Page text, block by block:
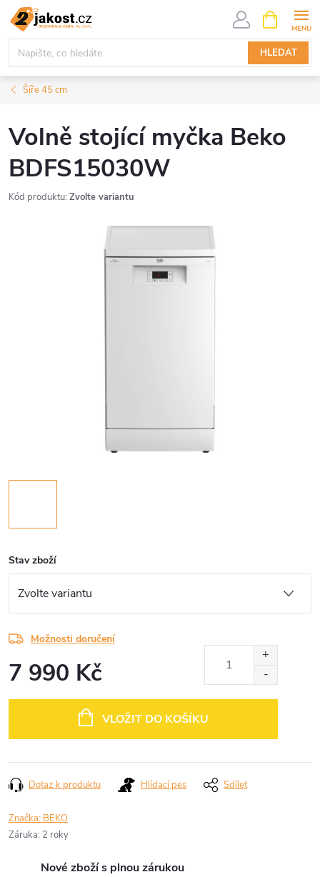
Přejít
obsah
HLEDAT
NÁKUPNÍ
KOŠÍK
Šíře 45 cm
Volně stojící myčka Beko
BDFS15030W
Kód produktu: Zvolte variantu
Stav zboží
Možnosti doručení
7 990 Kč
VLOŽIT DO KOŠÍKU
Dotaz k produktu Hlídací pes Sdílet
Značka: BEKO
Záruka: 2 roky
Nové zboží s plnou zárukou